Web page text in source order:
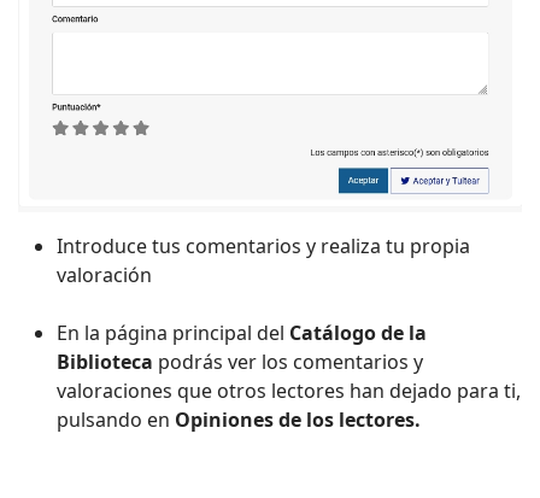
Introduce tus comentarios y realiza tu propia
valoración
En la página principal del Catálogo de la
Biblioteca podrás ver los comentarios y
valoraciones que otros lectores han dejado para ti,
pulsando en Opiniones de los lectores.